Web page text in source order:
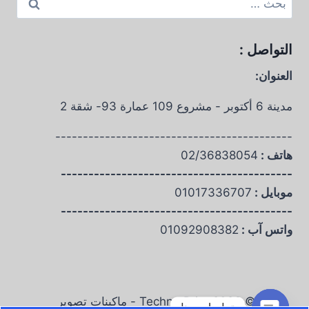
عن:
التواصل :
العنوان:
مدينة 6 أكتوبر - مشروع 109 عمارة 93- شقة 2
-------------------------------------------
هاتف : 02/36838054
------------------------------------------
موبايل : 01017336707
------------------------------------------
واتس آب : 01092908382
© 2026 Techno Print - ماكينات تصوير